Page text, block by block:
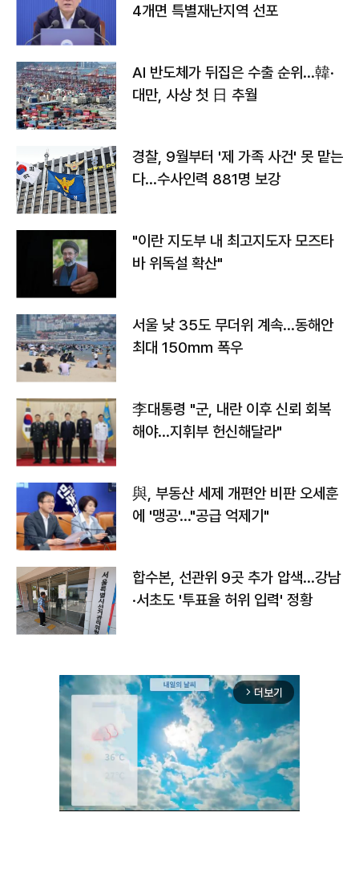
4개면 특별재난지역 선포
AI 반도체가 뒤집은 수출 순위…韓·
대만, 사상 첫 日 추월
경찰, 9월부터 '제 가족 사건' 못 맡는
다…수사인력 881명 보강
"이란 지도부 내 최고지도자 모즈타
바 위독설 확산"
서울 낮 35도 무더위 계속…동해안
최대 150㎜ 폭우
李대통령 "군, 내란 이후 신뢰 회복
해야…지휘부 헌신해달라"
與, 부동산 세제 개편안 비판 오세훈
에 '맹공'…"공급 억제기"
합수본, 선관위 9곳 추가 압색…강남
·서초도 '투표율 허위 입력' 정황
arrow_forward_ios 더보기